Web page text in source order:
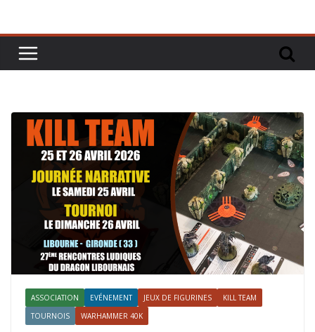
ASSOCIATION EVÉNEMENT JEUX DE FIGURINES
KILL TEAM
TOURNOIS
WARHAMMER 40K